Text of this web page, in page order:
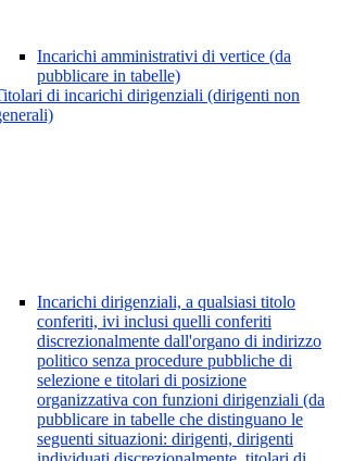
Incarichi amministrativi di vertice (da
pubblicare in tabelle)
di incarichi dirigenziali (dirigenti non
Incarichi dirigenziali, a qualsiasi titolo
conferiti, ivi inclusi quelli conferiti
discrezionalmente dall'organo di indirizzo
politico senza procedure pubbliche di
selezione e titolari di posizione
organizzativa con funzioni dirigenziali (da
pubblicare in tabelle che distinguano le
seguenti situazioni: dirigenti, dirigenti